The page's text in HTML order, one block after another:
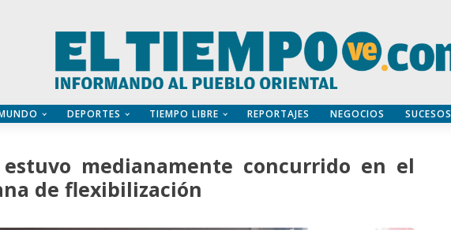
DEPORTES TIEMPO LIBRE REPORTAJES NEGOCIOS SUCESOS
medianamente concurrido en el
de flexibilización